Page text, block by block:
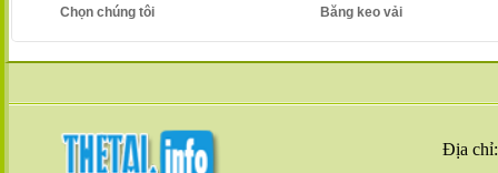
Chọn chúng tôi Băng keo vải
Địa